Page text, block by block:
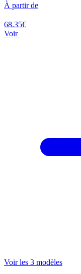
À partir de
68.35€
Voir
Voir les 3 modèles